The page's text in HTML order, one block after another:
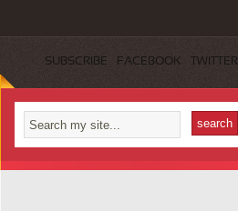
SUBSCRIBE FACEBOOK TWITTER